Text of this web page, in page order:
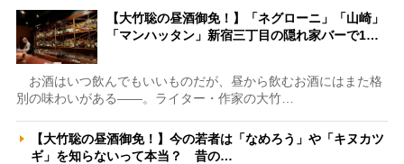
【大竹聡の昼酒御免！】「ネグローニ」「山崎」
「マンハッタン」新宿三丁目の隠れ家バーで1…
お酒はいつ飲んでもいいものだが、昼から飲むお酒にはまた格
別の味わいがある――。ライター・作家の大竹…
【大竹聡の昼酒御免！】今の若者は「なめろう」や「キヌカツ
ギ」を知らないって本当？ 昔の…